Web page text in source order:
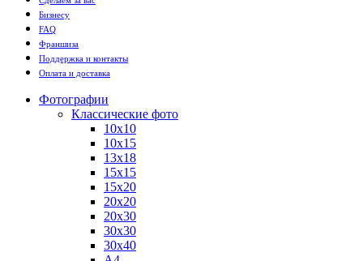
Бизнесу
FAQ
Франшиза
Поддержка и контакты
Оплата и доставка
Фотографии
Классические фото
10х10
10х15
13х18
15х15
15х20
20х20
20х30
30х30
30х40